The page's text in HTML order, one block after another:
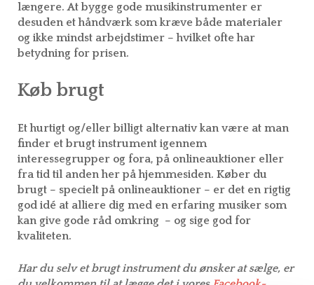
længere. At bygge gode musikinstrumenter er
desuden et håndværk som kræve både materialer
og ikke mindst arbejdstimer – hvilket ofte har
betydning for prisen.
Køb brugt
Et hurtigt og/eller billigt alternativ kan være at man
finder et brugt instrument igennem
interessegrupper og fora, på onlineauktioner eller
fra tid til anden her på hjemmesiden. Køber du
brugt – specielt på onlineauktioner – er det en rigtig
god idé at alliere dig med en erfaring musiker som
kan give gode råd omkring – og sige god for
kvaliteten.
Har du selv et brugt instrument du ønsker at sælge, er